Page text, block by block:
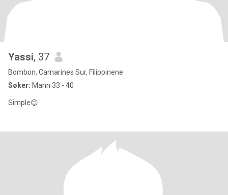
Yassi, 37
Bombon, Camarines Sur, Filippinene
Søker: Mann 33 - 40
Simple😊